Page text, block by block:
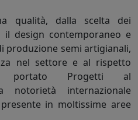
qualità, dalla scelta dei
il design contemporaneo e
produzione semi artigianali,
nel settore e al rispetto
portato Progetti al
notorietà internazionale
in moltissime aree